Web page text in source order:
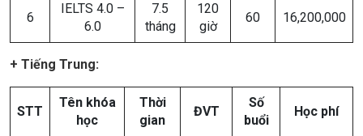
6
IELTS 4.0 –
6.0
7.5
tháng
120
giờ
60 16,200,000
+ Tiếng Trung:
STT
Tên khóa
học
Thời
gian
ĐVT
Số
buổi
Học phí